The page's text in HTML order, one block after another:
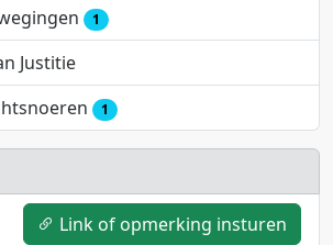
1
Justitie
1
Link of opmerking insturen